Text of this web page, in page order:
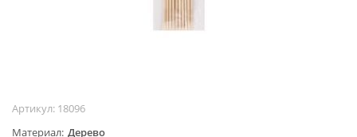
Аппараты для
Артикул: 18096
Материал Дерево